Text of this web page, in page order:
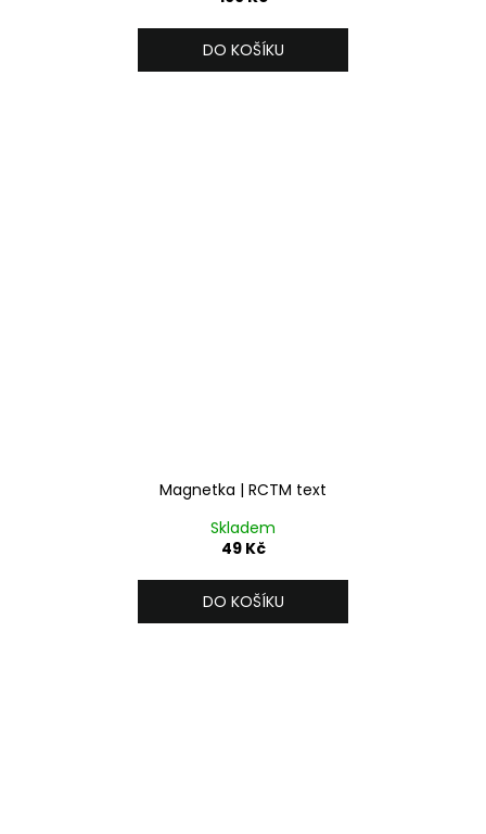
DO KOŠÍKU
Magnetka | RCTM text
Skladem
49 Kč
DO KOŠÍKU